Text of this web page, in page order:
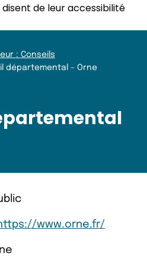
disent de leur accessibilité
: Conseils
départemental – Orne
www.orne.fr/